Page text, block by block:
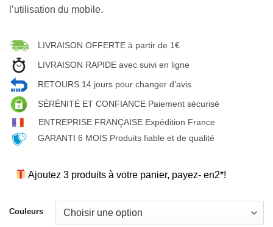
l’utilisation du mobile.
LIVRAISON OFFERTE à partir de 1€
LIVRAISON RAPIDE avec suivi en ligne
RETOURS 14 jours pour changer d’avis
SÉRÉNITÉ ET CONFIANCE Paiement sécurisé
ENTREPRISE FRANÇAISE Expédition France
GARANTI 6 MOIS Produits fiable et de qualité
Ajoutez 3 produits à votre panier, payez- en2*!
Couleurs